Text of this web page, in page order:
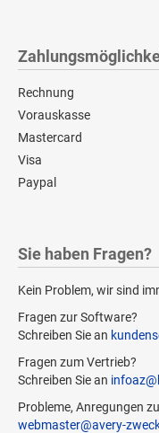
Rechnung
Vorauskasse
Mastercard
Visa
Paypal
Sie haben Fragen?
Kein Problem, wir sind
Fragen zur Software?
Schreiben Sie an
Fragen zum Vertrieb?
Schreiben Sie an
Probleme, Anregungen
webmaster@avery-